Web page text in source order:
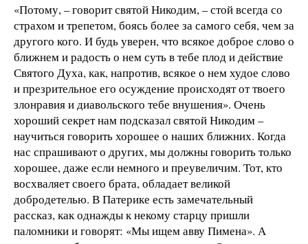
«Потому, – говорит святой Никодим, – стой всегда со
страхом и трепетом, боясь более за самого себя, чем за
другого кого. И будь уверен, что всякое доброе слово о
ближнем и радость о нем суть в тебе плод и действие
Святого Духа, как, напротив, всякое о нем худое слово
и презрительное его осуждение происходят от твоего
злонравия и диавольского тебе внушения». Очень
хороший секрет нам подсказал святой Никодим –
научиться говорить хорошее о наших ближних. Когда
нас спрашивают о других, мы должны говорить только
хорошее, даже если немного и преувеличим. Тот, кто
восхваляет своего брата, обладает великой
добродетелью. В Патерике есть замечательный
рассказ, как однажды к некому старцу пришли
паломники и говорят: «Мы ищем авву Пимена». А